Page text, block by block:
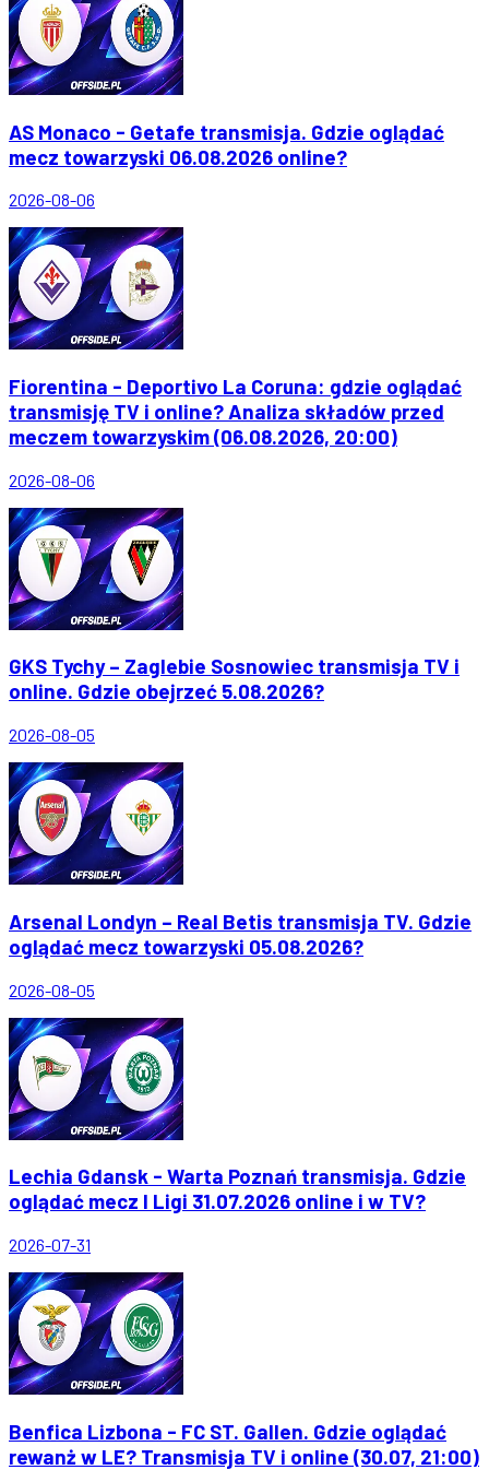
AS Monaco - Getafe transmisja. Gdzie oglądać
mecz towarzyski 06.08.2026 online?
2026-08-06
Fiorentina - Deportivo La Coruna: gdzie oglądać
transmisję TV i online? Analiza składów przed
meczem towarzyskim (06.08.2026, 20:00)
2026-08-06
GKS Tychy – Zaglebie Sosnowiec transmisja TV i
online. Gdzie obejrzeć 5.08.2026?
2026-08-05
Arsenal Londyn – Real Betis transmisja TV. Gdzie
oglądać mecz towarzyski 05.08.2026?
2026-08-05
Lechia Gdansk - Warta Poznań transmisja. Gdzie
oglądać mecz I Ligi 31.07.2026 online i w TV?
2026-07-31
Benfica Lizbona - FC ST. Gallen. Gdzie oglądać
rewanż w LE? Transmisja TV i online (30.07, 21:00)